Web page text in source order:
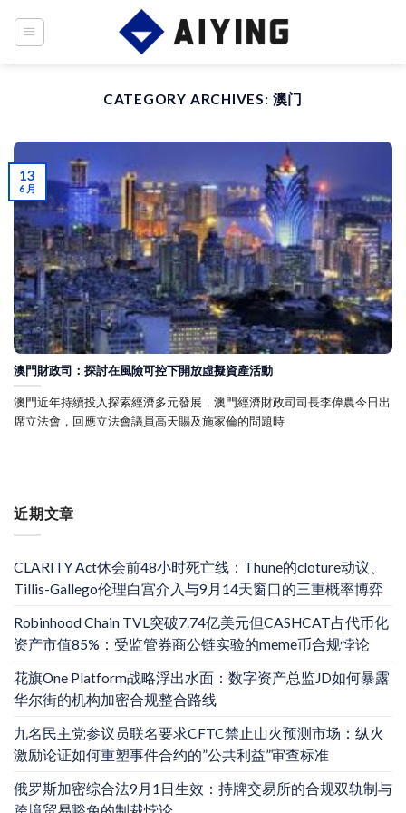
CATEGORY ARCHIVES: 澳门
近期文章
CLARITY Act休会前48小时死亡线：Thune的cloture动议、
Tillis-Gallego伦理白宫介入与9月14天窗口的三重概率博弈
Robinhood Chain TVL突破7.74亿美元但CASHCAT占代币化
资产市值85%：受监管券商公链实验的meme币合规悖论
花旗One Platform战略浮出水面：数字资产总监JD如何暴露
华尔街的机构加密合规整合路线
九名民主党参议员联名要求CFTC禁止山火预测市场：纵火
激励论证如何重塑事件合约的”公共利益”审查标准
俄罗斯加密综合法9月1日生效：持牌交易所的合规双轨制与
澳門財政司：探討在風險可控下開放虛擬資產活動
澳門近年持續投入探索經濟多元發展，澳門經濟財政司司長李偉農今日出
席立法會，回應立法會議員高天賜及施家倫的問題時
13
6 月